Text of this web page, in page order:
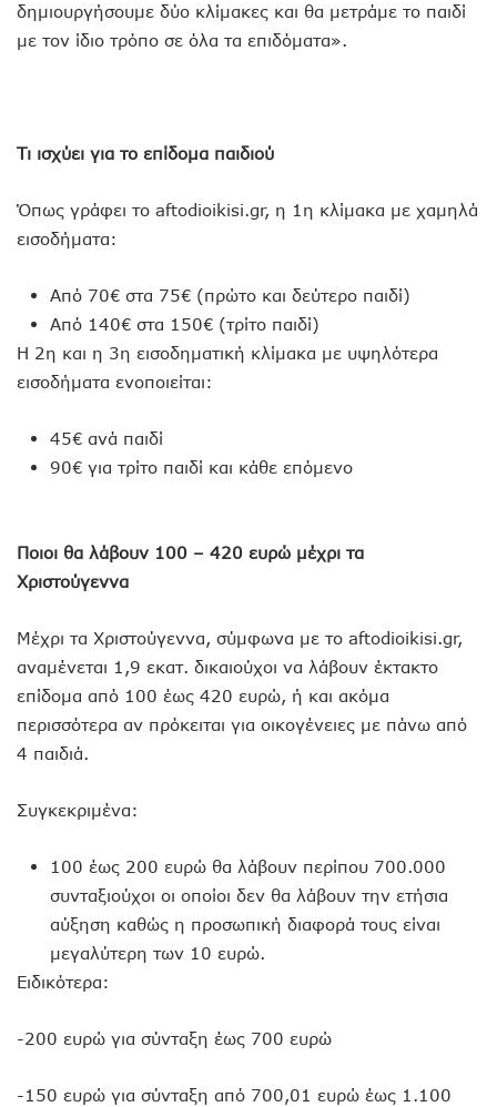
δημιουργήσουμε δύο κλίμακες και θα μετράμε το παιδί
με τον ίδιο τρόπο σε όλα τα επιδόματα».
Τι ισχύει για το επίδομα παιδιού
Όπως γράφει το aftodioikisi.gr, η 1η κλίμακα με χαμηλά
εισοδήματα:
Από 70€ στα 75€ (πρώτο και δεύτερο παιδί)
Από 140€ στα 150€ (τρίτο παιδί)
Η 2η και η 3η εισοδηματική κλίμακα με υψηλότερα
εισοδήματα ενοποιείται:
45€ ανά παιδί
90€ για τρίτο παιδί και κάθε επόμενο
Ποιοι θα λάβουν 100 – 420 ευρώ μέχρι τα
Χριστούγεννα
Μέχρι τα Χριστούγεννα, σύμφωνα με το aftodioikisi.gr,
αναμένεται 1,9 εκατ. δικαιούχοι να λάβουν έκτακτο
επίδομα από 100 έως 420 ευρώ, ή και ακόμα
περισσότερα αν πρόκειται για οικογένειες με πάνω από
4 παιδιά.
Συγκεκριμένα:
100 έως 200 ευρώ θα λάβουν περίπου 700.000
συνταξιούχοι οι οποίοι δεν θα λάβουν την ετήσια
αύξηση καθώς η προσωπική διαφορά τους είναι
μεγαλύτερη των 10 ευρώ.
Ειδικότερα:
-200 ευρώ για σύνταξη έως 700 ευρώ
-150 ευρώ για σύνταξη από 700,01 ευρώ έως 1.100